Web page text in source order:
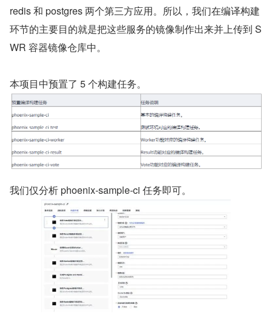
redis 和 postgres 两个第三方应用。所以，我们在编译构建
环节的主要目的就是把这些服务的镜像制作出来并上传到 S
WR 容器镜像仓库中。
本项目中预置了 5 个构建任务。
我们仅分析 phoenix-sample-ci 任务即可。